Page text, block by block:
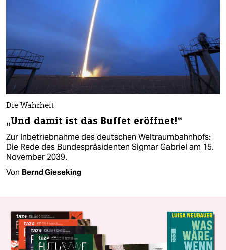
Die Wahrheit
„Und damit ist das Buffet eröffnet!“
Zur Inbetriebnahme des deutschen Weltraumbahnhofs:
Die Rede des Bundespräsidenten Sigmar Gabriel am 15.
November 2039.
Von Bernd Gieseking